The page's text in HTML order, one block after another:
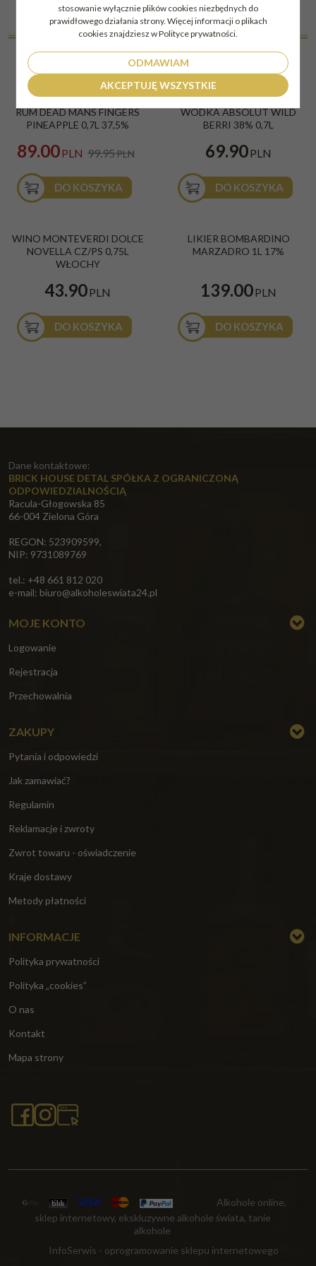
INNI KUPILI
RÓWNIEŻ
RUM DEAD MANS FINGERS
PINEAPPLE 0,7L 37,5%
99.95PLN
89.00PLN
DO KOSZYKA
WÓDKA ABSOLUT WILD
BERRI 38% 0,7L
69.90PLN
DO KOSZYKA
WINO MONTEVERDI DOLCE
NOVELLA CZ/PS 0,75L
WŁOCHY
43.90PLN
DO KOSZYKA
LIKIER BOMBARDINO
MARZADRO 1L 17%
139.00PLN
DO KOSZYKA
Dane kontaktowe:
BRICK HOUSE DETAL SPÓŁKA Z OGRANICZONĄ
ODPOWIEDZIALNOŚCIĄ
Racula-Głogowska 85
66-004 Zielona Góra
REGON: 523909599,
NIP: 9731089769
tel.: +48 661 812 020
e-mail: biuro@alkoholeswiata24.pl
MOJE KONTO
Logowanie
Rejestracja
Przechowalnia
ZAKUPY
Pytania i odpowiedzi
Jak zamawiać?
Regulamin
Reklamacje i zwroty
Zwrot towaru - oświadczenie
Kraje dostawy
Metody płatności
INFORMACJE
Polityka prywatności
Polityka „cookies”
O nas
Kontakt
Mapa strony
Alkohole online,
sklep internetowy, ekskluzywne alkohole świata, tanie
alkohole
InfoSerwis - oprogramowanie sklepu internetowego
stosowanie wyłącznie plików cookies niezbędnych do
prawidłowego działania strony. Więcej informacji o plikach
cookies znajdziesz w Polityce prywatności.
ODMAWIAM
AKCEPTUJĘ WSZYSTKIE